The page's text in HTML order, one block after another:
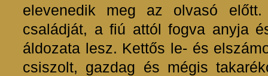
elevenedik meg az olvasó
családját, a fiú attól fogva anyja
áldozata lesz. Kettős le- és
csiszolt, gazdag és mégis